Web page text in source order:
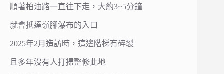
順著柏油路一直往下走，大約3~5分鐘
就會抵達嶺腳瀑布的入口
2025年2月造訪時，這邊階梯有碎裂
且多年沒有人打掃整修此地